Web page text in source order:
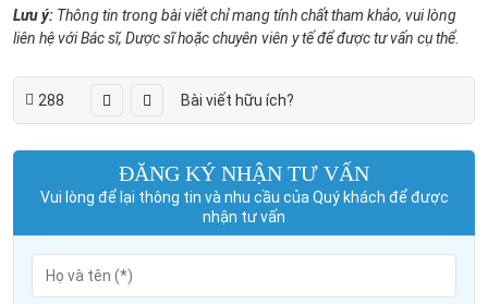
Lưu ý: Thông tin trong bài viết chỉ mang tính chất tham khảo, vui lòng
liên hệ với Bác sĩ, Dược sĩ hoặc chuyên viên y tế để được tư vấn cụ thể.
288 Bài viết hữu ích?
ĐĂNG KÝ NHẬN TƯ VẤN
Vui lòng để lại thông tin và nhu cầu của Quý khách để được
nhận tư vấn